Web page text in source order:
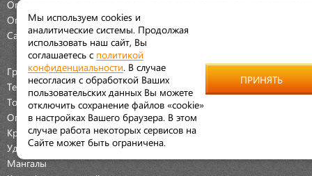
Опрыскиватели
Опоры для растений
Садовые фигуры
Грядки
Технологические горшки и рассадные кассеты
Торфяные горшочки
Ограждения для клумб
Крышки закаточные
Удобрения
Мангалы
Мы используем cookies и
аналитические системы. Продолжая
использовать наш сайт, Вы
соглашаетесь с политикой
конфиденциальности . В случае
несогласия с обработкой Ваших
пользовательских данных Вы можете
отключить сохранение файлов «cookie»
в настройках Вашего браузера. В этом
случае работа некоторых сервисов на
Сайте может быть ограничена.
ПРИНЯТЬ